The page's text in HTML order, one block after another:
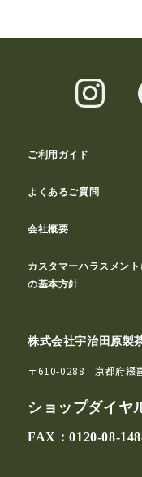
ご利用ガイド
よくあるご質問
会社概要
カスタマーハラスメント
の基本方針
株式会社宇治田原製
〒610-0288 京都府綴
ショップダイヤ
FAX：0120-08-